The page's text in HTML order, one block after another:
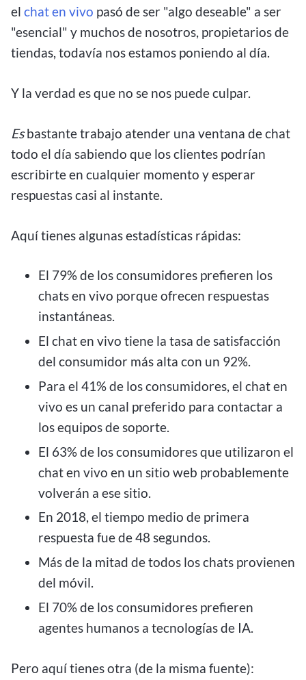
el chat en vivo pasó de ser "algo deseable" a ser
"esencial" y muchos de nosotros, propietarios de
tiendas, todavía nos estamos poniendo al día.
Y la verdad es que no se nos puede culpar.
Esbastante trabajo atender una ventana de chat
todo el día sabiendo que los clientes podrían
escribirte en cualquier momento y esperar
respuestas casi al instante.
Aquí tienes algunas estadísticas rápidas:
El 79% de los consumidores prefieren los
chats en vivo porque ofrecen respuestas
instantáneas.
El chat en vivo tiene la tasa de satisfacción
del consumidor más alta con un 92%.
Para el 41% de los consumidores, el chat en
vivo es un canal preferido para contactar a
los equipos de soporte.
El 63% de los consumidores que utilizaron el
chat en vivo en un sitio web probablemente
volverán a ese sitio.
En 2018, el tiempo medio de primera
respuesta fue de 48 segundos.
Más de la mitad de todos los chats provienen
del móvil.
El 70% de los consumidores prefieren
agentes humanos a tecnologías de IA.
Pero aquí tienes otra (de la misma fuente):